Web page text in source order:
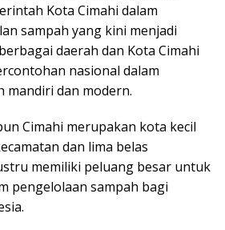
Kota Cimahi dalam
sampah yang kini menjadi
daerah dan Kota Cimahi
nasional dalam
mandiri dan modern.
Cimahi merupakan kota kecil
dan lima belas
memiliki peluang besar untuk
pengelolaan sampah bagi